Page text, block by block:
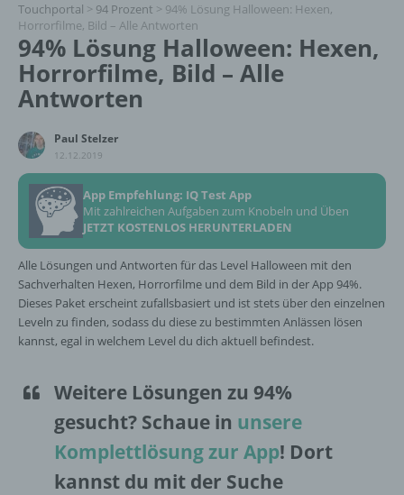
Touchportal > 94 Prozent > 94% Lösung Halloween: Hexen,
Horrorfilme, Bild – Alle Antworten
94% Lösung Halloween: Hexen,
Horrorfilme, Bild – Alle
Antworten
Paul Stelzer
12.12.2019
App Empfehlung: IQ Test App
Mit zahlreichen Aufgaben zum Knobeln und Üben
JETZT KOSTENLOS HERUNTERLADEN
Alle Lösungen und Antworten für das Level Halloween mit den
Sachverhalten Hexen, Horrorfilme und dem Bild in der App 94%.
Dieses Paket erscheint zufallsbasiert und ist stets über den einzelnen
Leveln zu finden, sodass du diese zu bestimmten Anlässen lösen
kannst, egal in welchem Level du dich aktuell befindest.
Weitere Lösungen zu 94%
gesucht? Schaue in unsere
Komplettlösung zur App! Dort
kannst du mit der Suche